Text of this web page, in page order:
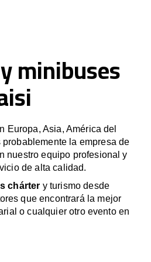
minibuses
Europa, Asia, América del
la empresa de
nuestro equipo profesional y
de alta calidad.
chárter y turismo desde
que encontrará la mejor
o cualquier otro evento en